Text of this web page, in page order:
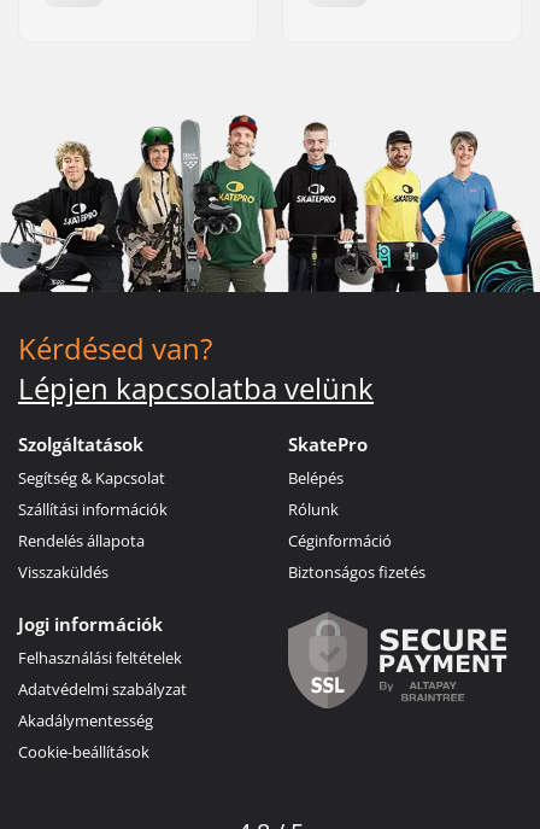
Kérdésed van?
Lépjen kapcsolatba velünk
Szolgáltatások
Segítség & Kapcsolat
Szállítási információk
Rendelés állapota
Visszaküldés
SkatePro
Belépés
Rólunk
Céginformáció
Biztonságos fizetés
Jogi információk
Felhasználási feltételek
Adatvédelmi szabályzat
Akadálymentesség
Cookie-beállítások